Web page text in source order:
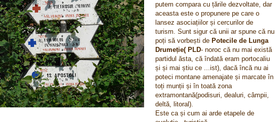
putem compara cu țările dezvoltate, dar
aceasta este o propunere pe care o
lansez asociațiilor și cercurilor de
turism. Sunt sigur că unii ar spune că nu
poți să vorbești de Potecile de Lunga
Drumeție( PLD- noroc că nu mai există
partidul ăsta, că îndată eram portocaliu
și și mai știu ce ...ist), dacă încă nu ai
poteci montane amenajate și marcate în
toți munții și în toată zona
extramontană(podisuri, dealuri, câmpii,
deltă, litoral).
Este ca și cum ai arde etapele de